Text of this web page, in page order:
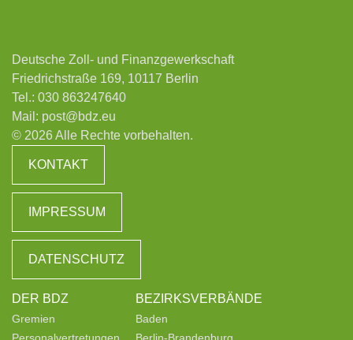
Deutsche Zoll- und Finanzgewerkschaft
Friedrichstraße 169, 10117 Berlin
Tel.: 030 863247640
Mail: post@bdz.eu
© 2026 Alle Rechte vorbehalten.
KONTAKT
IMPRESSUM
DATENSCHUTZ
DER BDZ
Gremien
BEZIRKSVERBÄNDE
Baden